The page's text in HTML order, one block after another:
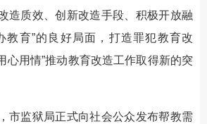
造质效、创新改造手段、积极开放融
教育”的良好局面，打造罪犯教育改
心用情”推动教育改造工作取得新的突
监狱局正式向社会公众发布帮教需